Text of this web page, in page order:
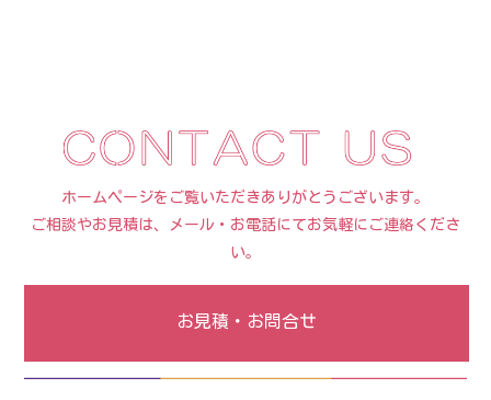
ホームページをご覧いただきありがとうございます。
ご相談やお見積は、メール・お電話にてお気軽にご連絡くださ
い。
お見積・お問合せ